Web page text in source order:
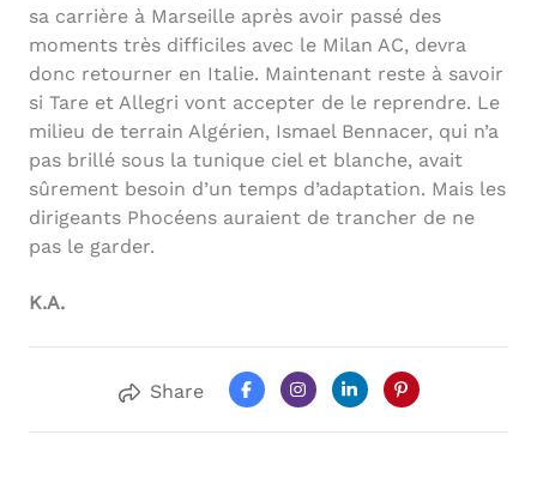
sa carrière à Marseille après avoir passé des
moments très difficiles avec le Milan AC, devra
donc retourner en Italie. Maintenant reste à savoir
si Tare et Allegri vont accepter de le reprendre. Le
milieu de terrain Algérien, Ismael Bennacer, qui n’a
pas brillé sous la tunique ciel et blanche, avait
sûrement besoin d’un temps d’adaptation. Mais les
dirigeants Phocéens auraient de trancher de ne
pas le garder.
K.A.
Share